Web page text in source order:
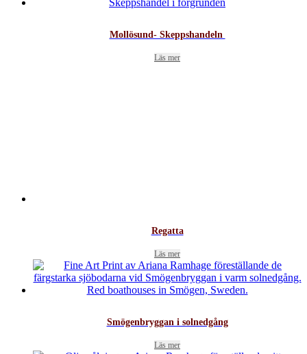
Mollösund- Skeppshandeln
Läs mer
Regatta
Läs mer
Smögenbryggan i solnedgång
Läs mer